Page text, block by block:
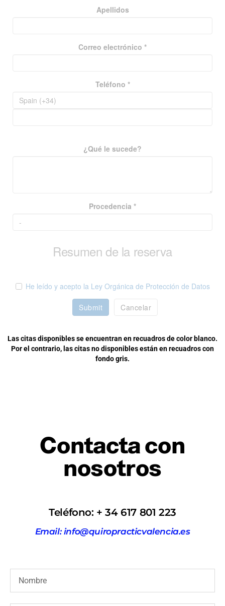
Apellidos
Correo electrónico *
Teléfono *
¿Qué le sucede?
Procedencia *
Resumen de la reserva
He leído y acepto la Ley Orgánica de Protección de Datos
Submit Cancelar
Las citas disponibles se encuentran en recuadros de color blanco.
Por el contrario, las citas no disponibles están en recuadros con
fondo gris.
Contacta con
nosotros
Teléfono: + 34 617 801 223
Email: info@quiropracticvalencia.es